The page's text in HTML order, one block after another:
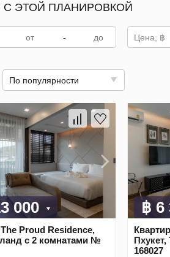
С ЭТОЙ ПЛАНИРОВКОЙ
- Цена, ฿
По популярности
000
Proud Residence,
с 2 комнатами №
฿ 6
168027